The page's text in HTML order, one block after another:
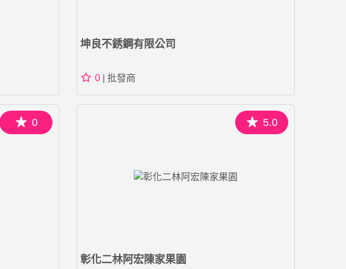
坤良不銹鋼有限公司
0 | 批發商
0 5.0
彰化二林阿宏陳家果園